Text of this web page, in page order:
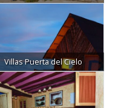
Villas Puerta del Cielo